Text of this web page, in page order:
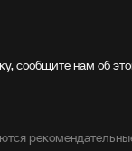
сообщите нам об